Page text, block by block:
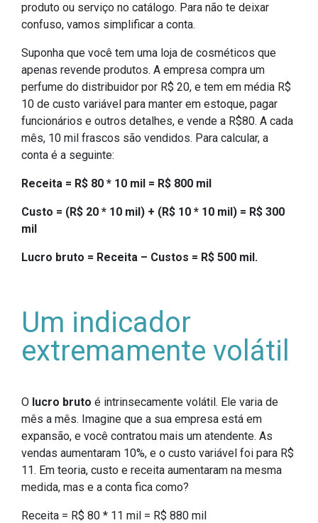
produto ou serviço no catálogo. Para não te deixar
confuso, vamos simplificar a conta.
Suponha que você tem uma loja de cosméticos que
apenas revende produtos. A empresa compra um
perfume do distribuidor por R$ 20, e tem em média R$
10 de custo variável para manter em estoque, pagar
funcionários e outros detalhes, e vende a R$80. A cada
mês, 10 mil frascos são vendidos. Para calcular, a
conta é a seguinte:
Receita = R$ 80 * 10 mil = R$ 800 mil
Custo = (R$ 20 * 10 mil) + (R$ 10 * 10 mil) = R$ 300
mil
Lucro bruto = Receita – Custos = R$ 500 mil.
Um indicador
extremamente volátil
O lucro bruto é intrinsecamente volátil. Ele varia de
mês a mês. Imagine que a sua empresa está em
expansão, e você contratou mais um atendente. As
vendas aumentaram 10%, e o custo variável foi para R$
11. Em teoria, custo e receita aumentaram na mesma
medida, mas e a conta fica como?
Receita = R$ 80 * 11 mil = R$ 880 mil